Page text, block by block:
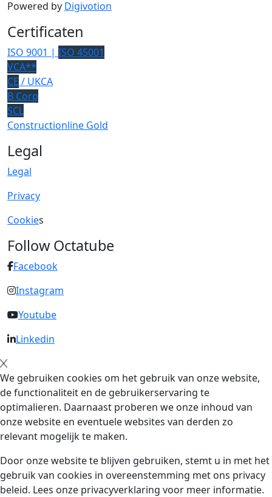
Powered by Digivotion
Certificaten
ISO 9001 | ISO 45001
VCA**
CE / UKCA
B Corp
SCL
Constructionline Gold
Legal
Legal
Privacy
Cookies
Follow Octatube
Facebook
Instagram
Youtube
Linkedin
We gebruiken cookies om het gebruik van onze website,
de functionaliteit en de gebruikerservaring te
optimalieren. Daarnaast proberen we onze inhoud van
onze website en eventuele websites van derden zo
relevant mogelijk te maken.
Door onze website te blijven gebruiken, stemt u in met het
gebruik van cookies in overeenstemming met ons privacy
beleid. Lees onze privacyverklaring voor meer informatie.